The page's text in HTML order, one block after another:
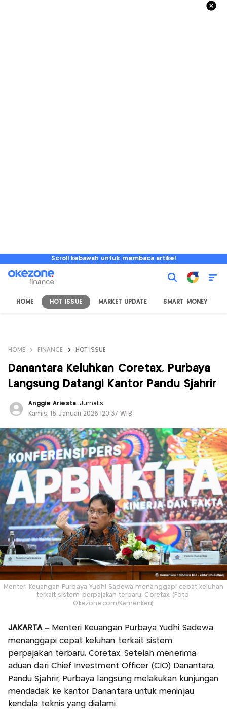
Scroll kebawah untuk membaca artikel
HOME HOT ISSUE MARKET UPDATE SMART MONEY
HOME FINANCE HOT ISSUE
Danantara Keluhkan Coretax, Purbaya
Langsung Datangi Kantor Pandu Sjahrir
Anggie Ariesta ,Jurnalis
Kamis, 15 Januari 2026 |20:37 WIB
Menteri Keuangan Purbaya Yudhi Sadewa menanggapi cepat keluhan
terkait sistem perpajakan terbaru, Coretax. (Foto:
Okezone.com/Kemenkeu)
JAKARTA– Menteri Keuangan Purbaya Yudhi Sadewa
menanggapi cepat keluhan terkait sistem
perpajakan terbaru, Coretax. Setelah menerima
aduan dari Chief Investment Officer (CIO) Danantara,
Pandu Sjahrir, Purbaya langsung melakukan kunjungan
mendadak ke kantor Danantara untuk meninjau
kendala teknis yang dialami.